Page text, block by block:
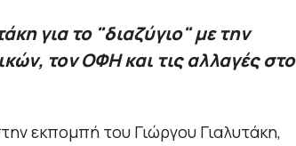
για το "διαζύγιο" με την
τον ΟΦΗ και τις αλλαγές στο
εκπομπή του Γιώργου Γιαλυτάκη,